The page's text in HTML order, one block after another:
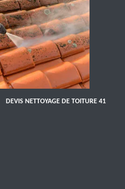
DEVIS NETTOYAGE DE TOITURE 41